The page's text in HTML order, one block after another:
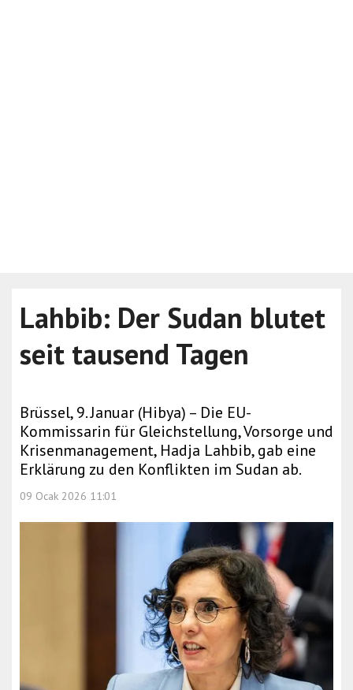
Lahbib: Der Sudan blutet
seit tausend Tagen
Brüssel, 9. Januar (Hibya) – Die EU-
Kommissarin für Gleichstellung, Vorsorge und
Krisenmanagement, Hadja Lahbib, gab eine
Erklärung zu den Konflikten im Sudan ab.
09 Ocak 2026 11:01